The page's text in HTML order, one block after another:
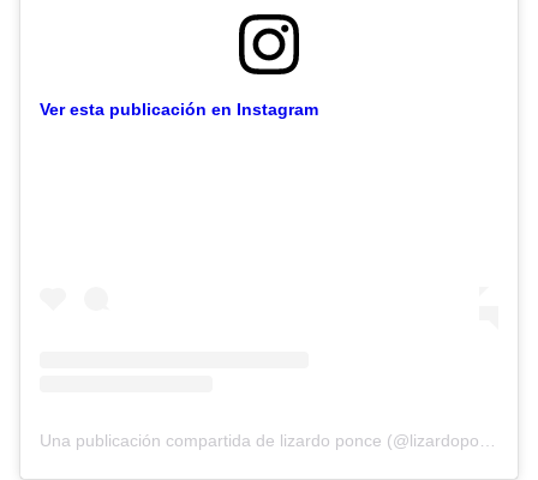
Ver esta publicación en Instagram
Una publicación compartida de lizardo ponce (@lizardoponce)